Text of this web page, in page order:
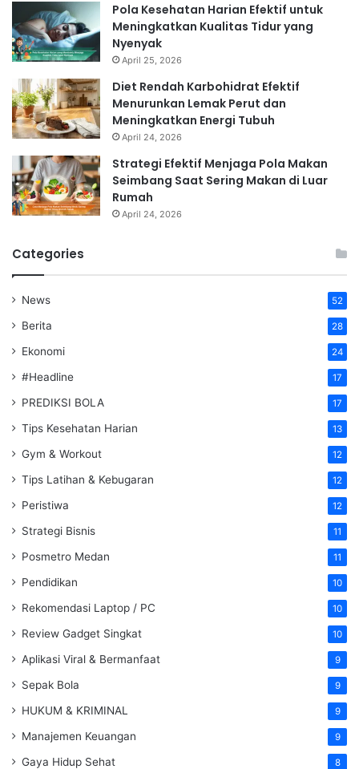
Pola Kesehatan Harian Efektif untuk
Meningkatkan Kualitas Tidur yang
Nyenyak
April 25, 2026
Diet Rendah Karbohidrat Efektif
Menurunkan Lemak Perut dan
Meningkatkan Energi Tubuh
April 24, 2026
Strategi Efektif Menjaga Pola Makan
Seimbang Saat Sering Makan di Luar
Rumah
April 24, 2026
Categories
News 52
Berita 28
Ekonomi 24
#Headline 17
PREDIKSI BOLA 17
Tips Kesehatan Harian 13
Gym & Workout 12
Tips Latihan & Kebugaran 12
Peristiwa 12
Strategi Bisnis 11
Posmetro Medan 11
Pendidikan 10
Rekomendasi Laptop / PC 10
Review Gadget Singkat 10
Aplikasi Viral & Bermanfaat 9
Sepak Bola 9
HUKUM & KRIMINAL 9
Manajemen Keuangan 9
Gaya Hidup Sehat 8